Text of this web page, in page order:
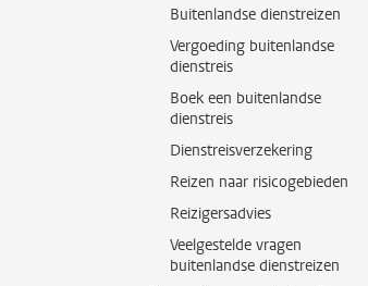
Buitenlandse dienstreizen
Vergoeding buitenlandse
dienstreis
Boek een buitenlandse
dienstreis
Dienstreisverzekering
Reizen naar risicogebieden
Reizigersadvies
Veelgestelde vragen
buitenlandse dienstreizen